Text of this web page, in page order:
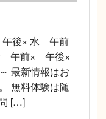
後× 水 午前
午前× 午後×
最新情報はお
無料体験は随
[…]